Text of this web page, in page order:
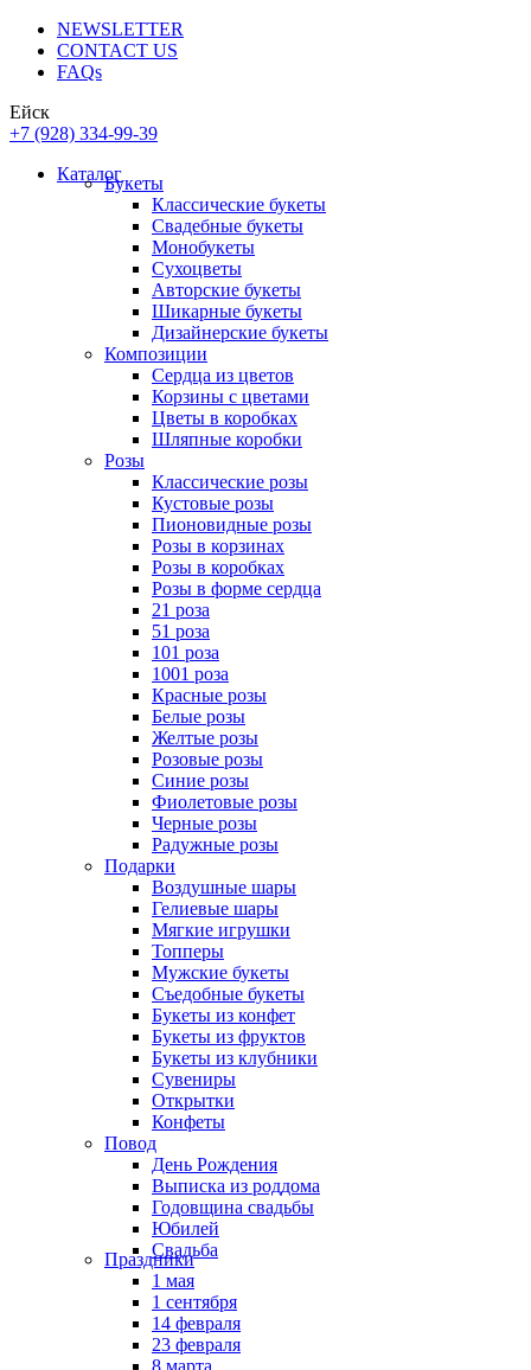
NEWSLETTER
CONTACT US
FAQs
Ейск
+7 (928) 334-99-39
КаталогБукеты
Классические букеты
Свадебные букеты
Монобукеты
Сухоцветы
Авторские букеты
Шикарные букеты
Дизайнерские букеты
Композиции
Сердца из цветов
Корзины с цветами
Цветы в коробках
Шляпные коробки
Розы
Классические розы
Кустовые розы
Пионовидные розы
Розы в корзинах
Розы в коробках
Розы в форме сердца
21 роза
51 роза
101 роза
1001 роза
Красные розы
Белые розы
Желтые розы
Розовые розы
Синие розы
Фиолетовые розы
Черные розы
Радужные розы
Подарки
Воздушные шары
Гелиевые шары
Мягкие игрушки
Топперы
Мужские букеты
Съедобные букеты
Букеты из конфет
Букеты из фруктов
Букеты из клубники
Сувениры
Открытки
Конфеты
Повод
День Рождения
Выписка из роддома
Годовщина свадьбы
Юбилей
Свадьба
Праздники
1 мая
1 сентября
14 февраля
23 февраля
8 марта